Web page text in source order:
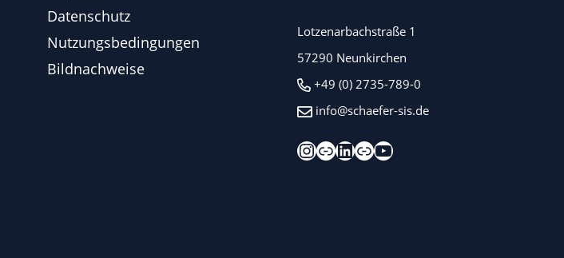
Datenschutz
Nutzungsbedingungen
Bildnachweise
Lotzenarbachstraße 1
57290 Neunkirchen
+49 (0) 2735-789-0
info@schaefer-sis.de
Instagram
XingLinkedIn
Kununu
YouTube